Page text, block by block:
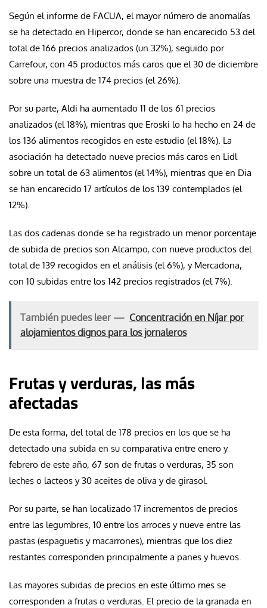
Según el informe de FACUA, el mayor número de anomalías
se ha detectado en Hipercor, donde se han encarecido 53 del
total de 166 precios analizados (un 32%), seguido por
Carrefour, con 45 productos más caros que el 30 de diciembre
sobre una muestra de 174 precios (el 26%).
Por su parte, Aldi ha aumentado 11 de los 61 precios
analizados (el 18%), mientras que Eroski lo ha hecho en 24 de
los 136 alimentos recogidos en este estudio (el 18%). La
asociación ha detectado nueve precios más caros en Lidl
sobre un total de 63 alimentos (el 14%), mientras que en Dia
se han encarecido 17 artículos de los 139 contemplados (el
12%).
Las dos cadenas donde se ha registrado un menor porcentaje
de subida de precios son Alcampo, con nueve productos del
total de 139 recogidos en el análisis (el 6%), y Mercadona,
con 10 subidas entre los 142 precios registrados (el 7%).
También puedes leer — Concentración en Níjar por
alojamientos dignos para los jornaleros
Frutas y verduras, las más
afectadas
De esta forma, del total de 178 precios en los que se ha
detectado una subida en su comparativa entre enero y
febrero de este año, 67 son de frutas o verduras, 35 son
leches o lacteos y 30 aceites de oliva y de girasol.
Por su parte, se han localizado 17 incrementos de precios
entre las legumbres, 10 entre los arroces y nueve entre las
pastas (espaguetis y macarrones), mientras que los diez
restantes corresponden principalmente a panes y huevos.
Las mayores subidas de precios en este último mes se
corresponden a frutas o verduras. El precio de la granada en